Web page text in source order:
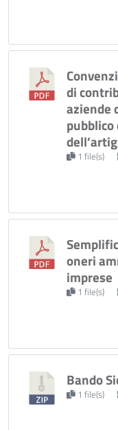
di
aziende
pubblico
1 file(s)
oneri
imprese
1 file(s)
Bando
1 file(s)